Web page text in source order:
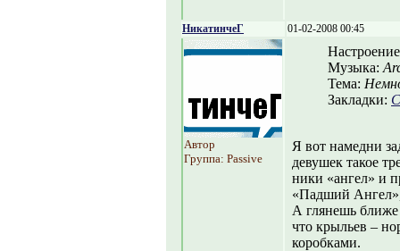
НикатинчеГ 01-02-2008 00:45
Автор
Группа: Passive
Музыка:
Тема:
Закладки:
Я вот намедни
девушек такое
ники «ангел» и
«Падший
А глянешь
что крыльев –
коробками.